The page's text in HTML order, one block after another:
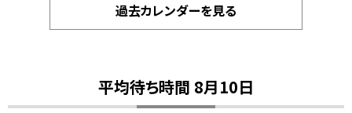
過去カレンダーを見る
平均待ち時間 8月10日